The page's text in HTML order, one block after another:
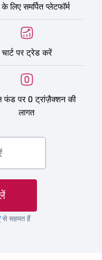
लिए समर्पित प्लेटफॉर्म
चार्ट पर ट्रेड करें
फंड पर 0 ट्रांज़ैक्शन की
लागत
से सहमत हैं